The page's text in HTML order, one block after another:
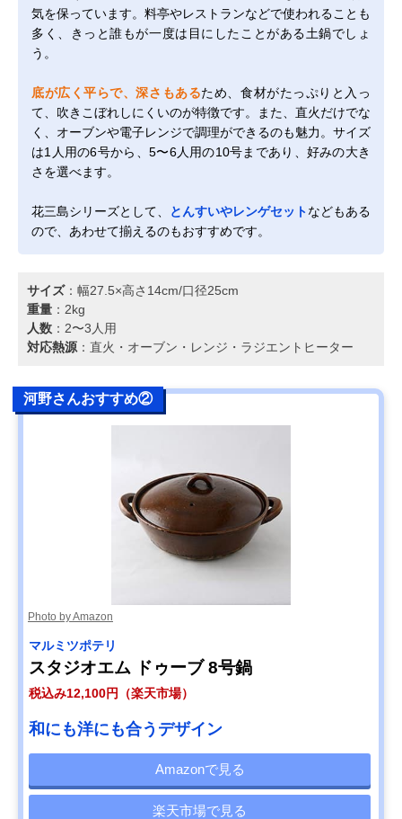
気を保っています。料亭やレストランなどで使われることも
多く、きっと誰もが一度は目にしたことがある土鍋でしょ
う。
底が広く平らで、深さもあるため、食材がたっぷりと入っ
て、吹きこぼれしにくいのが特徴です。また、直火だけでな
く、オーブンや電子レンジで調理ができるのも魅力。サイズ
は1人用の6号から、5〜6人用の10号まであり、好みの大き
さを選べます。
花三島シリーズとして、 とんすいやレンゲセットなどもある
ので、あわせて揃えるのもおすすめです。
サイズ：幅27.5×高さ14cm/口径25cm
重量 ：2kg
人数 ：2〜3人用
対応熱源 ：直火・オーブン・レンジ・ラジエントヒーター
河野さんおすすめ②
Photo by Amazon
マルミツポテリ
スタジオエム ドゥーブ 8号鍋
税込み12,100円（楽天市場）
和にも洋にも合うデザイン
Amazonで見る
楽天市場で見る